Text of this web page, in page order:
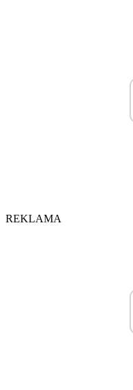
REKLAMA